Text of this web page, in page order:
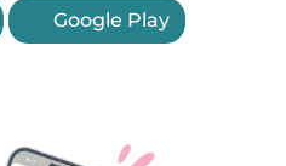
Google Play